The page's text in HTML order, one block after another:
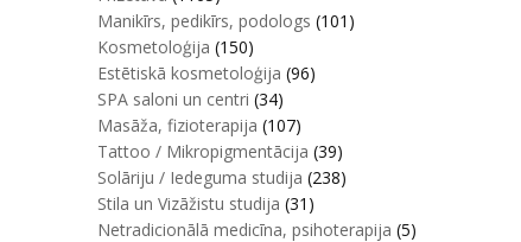
Manikīrs, pedikīrs, podologs (101)
Kosmetoloģija (150)
Estētiskā kosmetoloģija (96)
SPA saloni un centri (34)
Masāža, fizioterapija (107)
Tattoo / Mikropigmentācija (39)
Solāriju / Iedeguma studija (238)
Stila un Vizāžistu studija (31)
Netradicionālā medicīna, psihoterapija (5)